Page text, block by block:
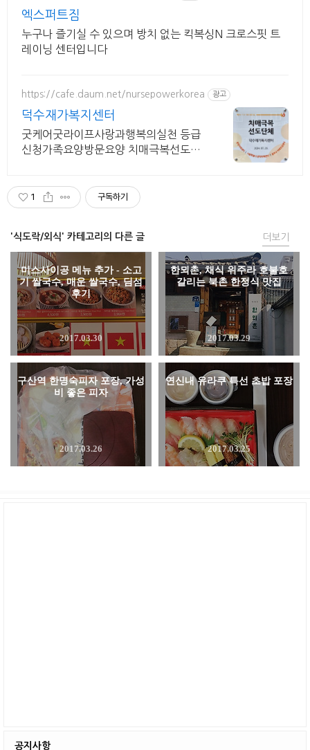
엑스퍼트짐
누구나 즐기실 수 있으며 방치 없는 킥복싱N 크로스핏 트
레이닝 센터입니다
https://cafe.daum.net/nursepowerkorea 광고
덕수재가복지센터
굿케어굿라이프사랑과행복의실천 등급
신청가족요양방문요양 치매극복선도단
1 구독하기
'식도락/외식' 카테고리의 다른 글
미스사이공 메뉴 추가 - 소고
기 쌀국수, 매운 쌀국수, 딤섬
후기
2017.03.30
한뫼촌, 채식 위주라 호불호
갈리는 북촌 한정식 맛집
2017.03.29
구산역 한명숙피자 포장, 가성
비 좋은 피자
2017.03.26
연신내 유라쿠 특선 초밥 포장
2017.03.25
더보기
공지사항